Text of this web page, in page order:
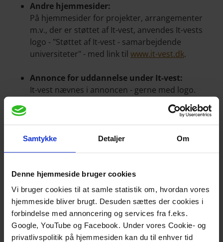
Samtykke Detaljer Om
Denne hjemmeside bruger cookies
Vi bruger cookies til at samle statistik om, hvordan vores
hjemmeside bliver brugt. Desuden sættes der cookies i
forbindelse med annoncering og services fra f.eks.
Google, YouTube og Facebook. Under vores Cookie- og
privatlivspolitik på hjemmesiden kan du til enhver tid
Andre hjemmesider:
På hjemmesider for projekter, arrangementer
m.v., der er støttet af It-vest, anvendes It-vests
logo - "Støttet af It-vest - samarbejdende
universiteter" - med link til www.it-vest.dk.
Annonce for uddannelse under It-vest:
It-vest nævnes i annoncen - gerne med logo.
Brochure for uddannelse under It-vest:
It-vests logo og følgetekst indgår i brochuren.
Brochure for flere uddannelser – herunder
It-vest og hjemmesideadressen
nævnes i forbindelse med uddannelser, der
gennemføres i regi af It-vest. Ved digitale
materialer gerne i form af logo med link.